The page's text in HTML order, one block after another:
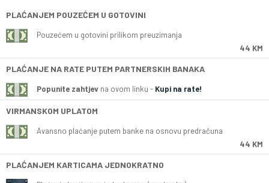
PLAĆANJEM POUZEĆEM U GOTOVINI
Pouzećem u gotovini prilikom preuzimanja
44 KM
PLAĆANJE NA RATE PUTEM PARTNERSKIH BANAKA
Popunite zahtjev na ovom linku - Kupi na rate!
VIRMANSKOM UPLATOM
Avansno plaćanje putem banke na osnovu predračuna
44 KM
PLAĆANJEM KARTICAMA JEDNOKRATNO